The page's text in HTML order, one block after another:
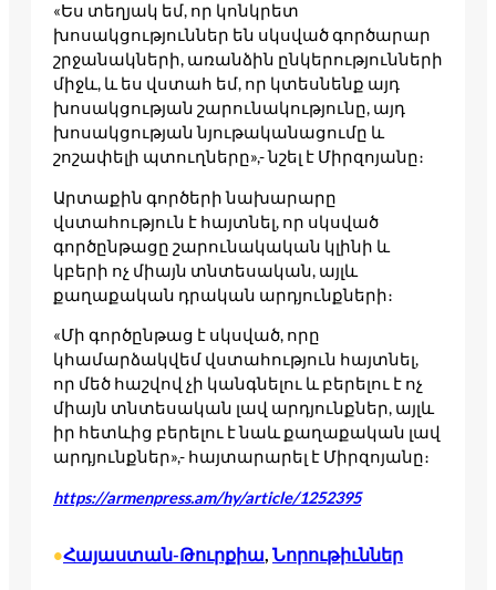
«Ես տեղյակ եմ, որ կոնկրետ
խոսակցություններ են սկսված գործարար
շրջանակների, առանձին ընկերությունների
միջև, և ես վստահ եմ, որ կտեսնենք այդ
խոսակցության շարունակությունը, այդ
խոսակցության նյութականացումը և
շոշափելի պտուղները»,- նշել է Միրզոյանը։
Արտաքին գործերի նախարարը
վստահություն է հայտնել, որ սկսված
գործընթացը շարունակական կլինի և
կբերի ոչ միայն տնտեսական, այլև
քաղաքական դրական արդյունքների։
«Մի գործընթաց է սկսված, որը
կհամարձակվեմ վստահություն հայտնել,
որ մեծ հաշվով չի կանգնելու և բերելու է ոչ
միայն տնտեսական լավ արդյունքներ, այլև
իր հետևից բերելու է նաև քաղաքական լավ
արդյունքներ»,- հայտարարել է Միրզոյանը։
https://armenpress.am/hy/article/1252395
•Հայաստան-Թուրքիա, Նորութիւններ